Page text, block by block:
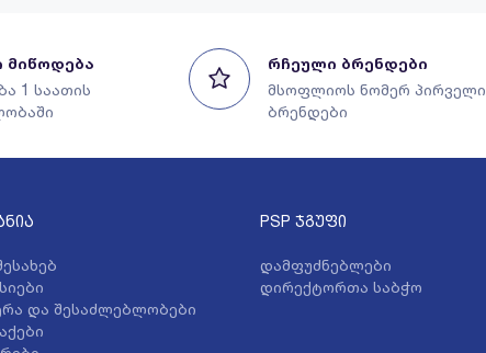
მიწოდება
1 საათის
რჩეული ბრენდები
მსოფლიოს ნომერ პირველი
ბრენდები
და შესაძლებლობები
PSP ჯგუფი
დამფუძნებლები
დირექტორთა საბჭო